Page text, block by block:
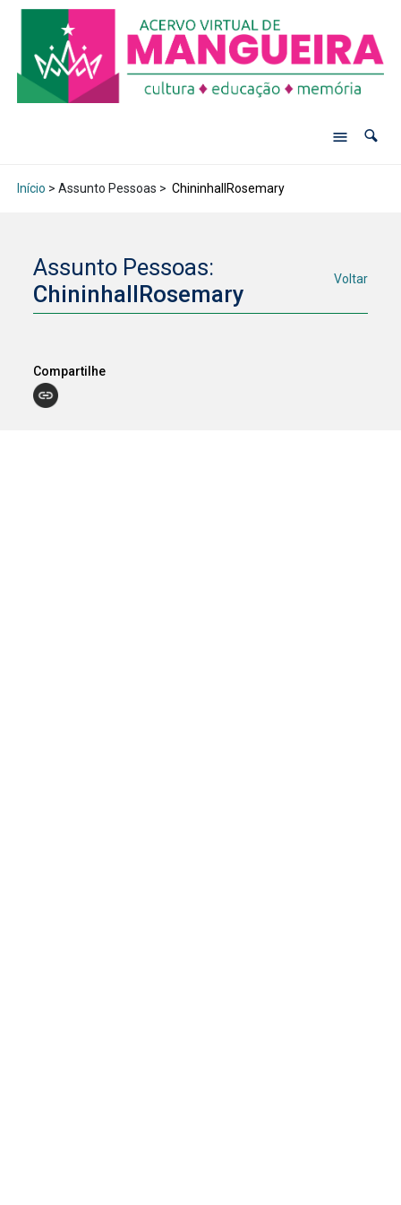
Início > Assunto Pessoas > ChininhaIIRosemary
Assunto Pessoas:
ChininhaIIRosemary
Voltar
Compartilhe